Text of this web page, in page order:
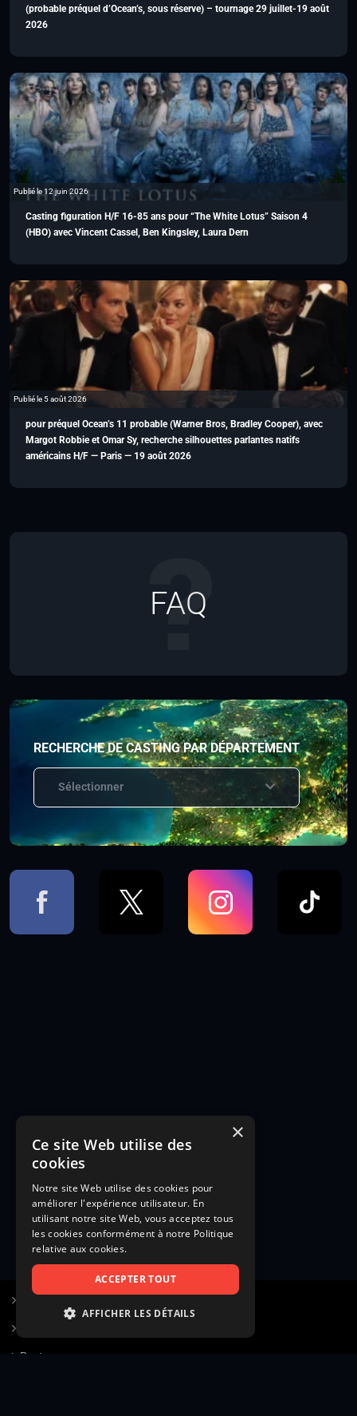
(probable préquel d’Ocean’s, sous réserve) – tournage 29 juillet-19 août
2026
Publié le 12 juin 2026
Casting figuration H/F 16-85 ans pour “The White Lotus” Saison 4
(HBO) avec Vincent Cassel, Ben Kingsley, Laura Dern
Publié le 5 août 2026
pour préquel Ocean’s 11 probable (Warner Bros, Bradley Cooper), avec
Margot Robbie et Omar Sy, recherche silhouettes parlantes natifs
américains H/F — Paris — 19 août 2026
FAQ
RECHERCHE DE CASTING PAR DÉPARTEMENT
Sélectionner
Poster une annonce
×
Ce site Web utilise des
cookies
Notre site Web utilise des cookies pour
améliorer l'expérience utilisateur. En
utilisant notre site Web, vous acceptez tous
les cookies conformément à notre Politique
relative aux cookies.
ACCEPTER TOUT
AFFICHER LES DÉTAILS